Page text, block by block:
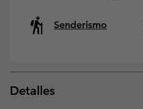
Senderismo
Detalles